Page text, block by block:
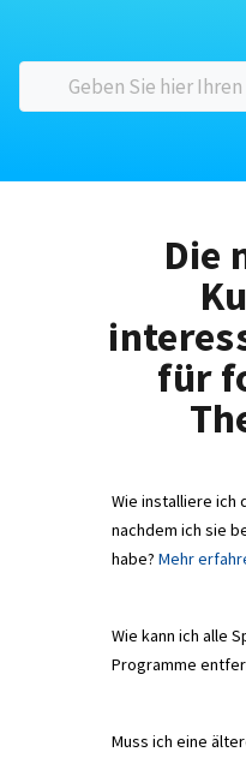
Die
für
Wie installiere ich
nachdem ich sie
habe? Mehr
Wie kann ich alle
Programme
Muss ich eine